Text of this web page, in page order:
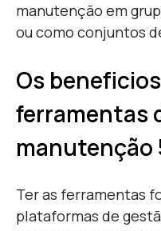
manutenção em
ou como conjuntos
Os
ferramentas
manutenção
Ter as ferramentas
plataformas de